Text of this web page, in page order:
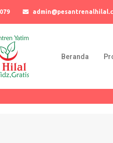
Beranda